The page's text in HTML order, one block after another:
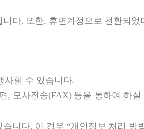
다. 또한, 휴면계정으로 전환되었
사할 수 있습니다.
모사전송(FAX) 등을 통하여 하실
다. 이 경우 “개인정보 처리 방